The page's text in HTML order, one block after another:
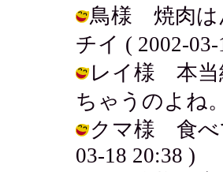
鳥様 焼肉は
チイ ( 2002-03-
レイ様 本当
ちゃうのよね
クマ様 食べ
03-18 20:38 )